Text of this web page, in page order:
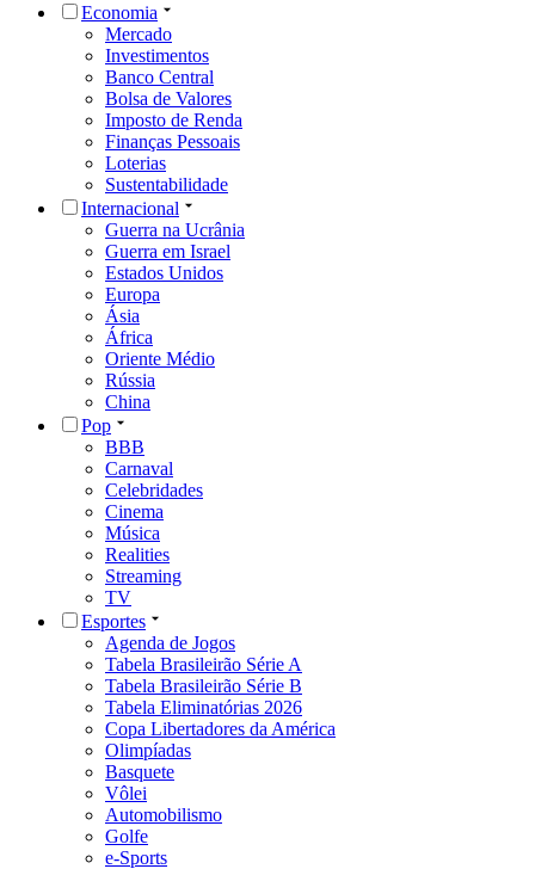
Economia
Mercado
Investimentos
Banco Central
Bolsa de Valores
Imposto de Renda
Finanças Pessoais
Loterias
Sustentabilidade
Internacional
Guerra na Ucrânia
Guerra em Israel
Estados Unidos
Europa
Ásia
África
Oriente Médio
Rússia
China
Pop
BBB
Carnaval
Celebridades
Cinema
Música
Realities
Streaming
TV
Esportes
Agenda de Jogos
Tabela Brasileirão Série A
Tabela Brasileirão Série B
Tabela Eliminatórias 2026
Copa Libertadores da América
Olimpíadas
Basquete
Vôlei
Automobilismo
Golfe
e-Sports